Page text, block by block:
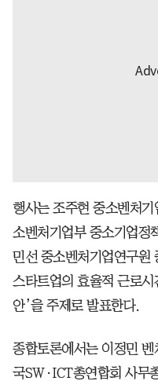
행사는 조주현 중소벤처
소벤처기업부 중소기업정
민선 중소벤처기업연구원
스타트업의 효율적 근로
안’을 주제로 발표한다.
종합토론에서는 이정민
국SW·ICT총연합회 사무